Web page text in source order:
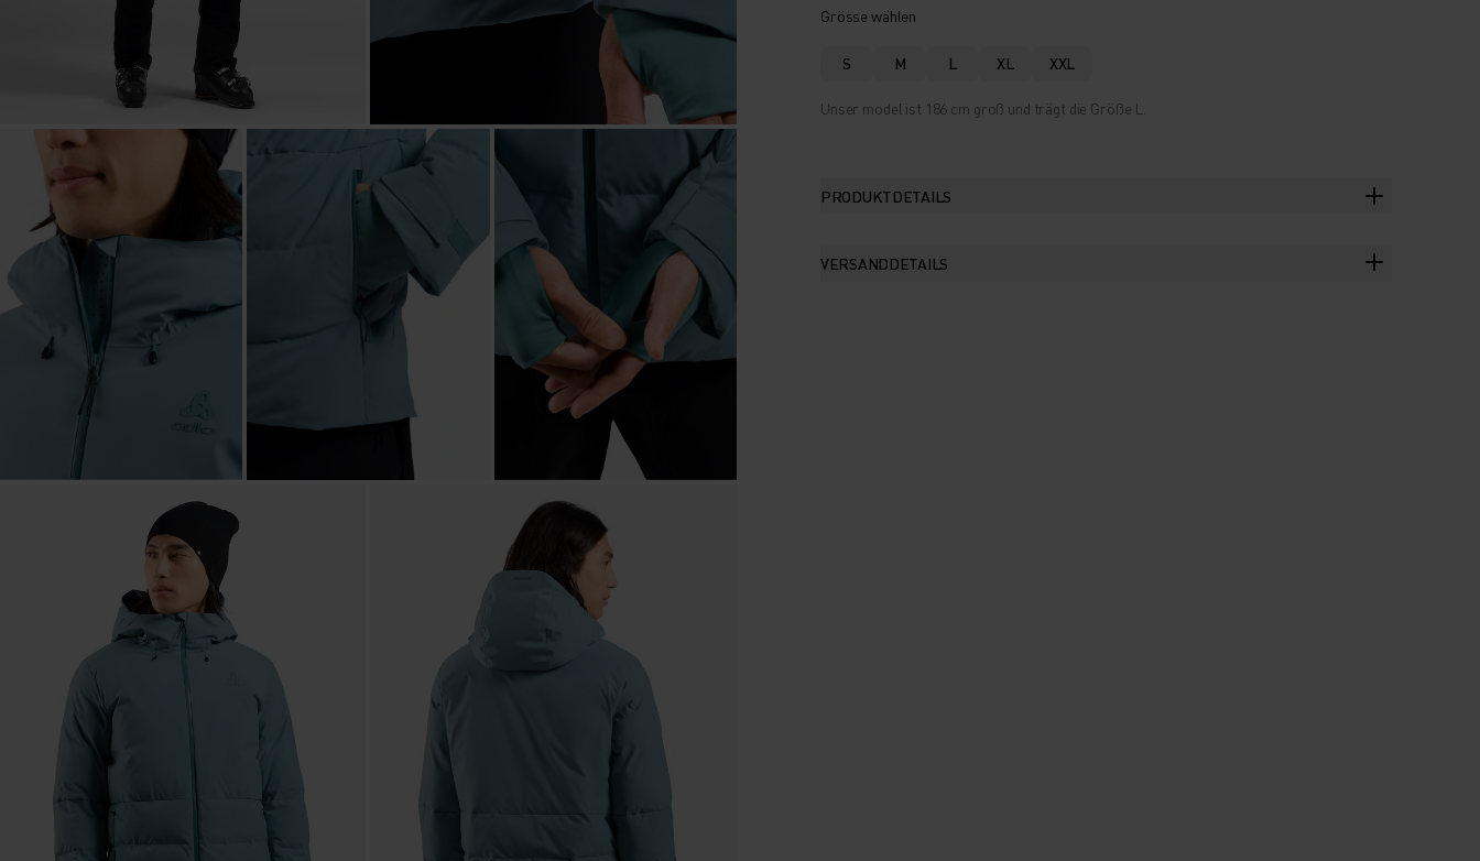
Grösse wählen
S M L XL XXL
Unser model ist 186 cm groß und trägt die Größe L.
PRODUKTDETAILS
VERSANDDETAILS